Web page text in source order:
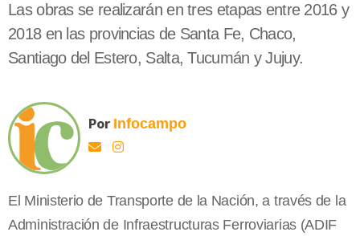
Las obras se realizarán en tres etapas entre 2016 y
2018 en las provincias de Santa Fe, Chaco,
Santiago del Estero, Salta, Tucumán y Jujuy.
Por Infocampo
El Ministerio de Transporte de la Nación, a través de la
Administración de Infraestructuras Ferroviarias (ADIF